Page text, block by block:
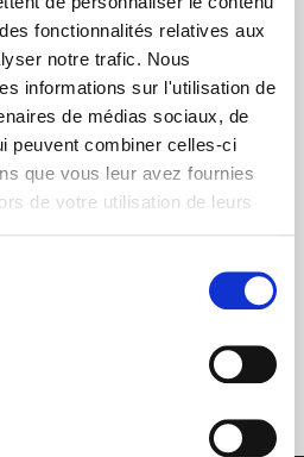
fonctionnalités relatives aux
notre trafic. Nous
informations sur l'utilisation de
de médias sociaux, de
peuvent combiner celles-ci
que vous leur avez fournies
de votre utilisation de leurs
d'expertise
photovoltaïque